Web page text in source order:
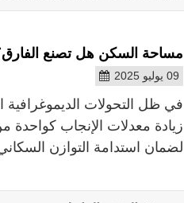
مساحة السكن هل تصنع
09 يوليو 2025
في ظل التحولات الديموغرافية
زيادة معدلات الإنجاب كواحدة
لضمان استدامة التوازن